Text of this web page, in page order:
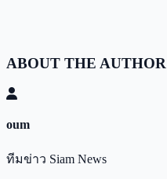
ABOUT THE AUTHOR
oum
ทีมข่าว Siam News